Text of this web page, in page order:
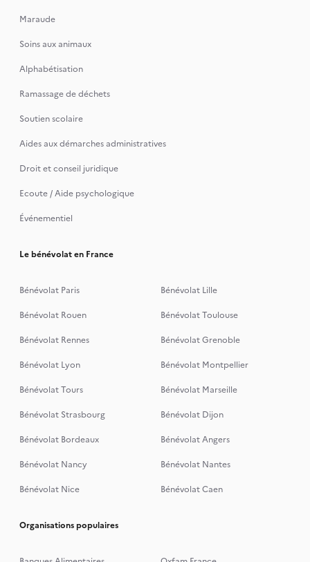
Maraude
Soins aux animaux
Alphabétisation
Ramassage de déchets
Soutien scolaire
Aides aux démarches administratives
Droit et conseil juridique
Ecoute / Aide psychologique
Événementiel
Le bénévolat en France
Bénévolat Paris
Bénévolat Lille
Bénévolat Rouen
Bénévolat Toulouse
Bénévolat Rennes
Bénévolat Grenoble
Bénévolat Lyon
Bénévolat Montpellier
Bénévolat Tours
Bénévolat Marseille
Bénévolat Strasbourg
Bénévolat Dijon
Bénévolat Bordeaux
Bénévolat Angers
Bénévolat Nancy
Bénévolat Nantes
Bénévolat Nice
Bénévolat Caen
Organisations populaires